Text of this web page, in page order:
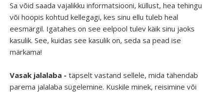
Sa võid saada vajalikku informatsiooni, küllust, hea tehingu
või hoopis kohtud kellegagi, kes sinu ellu tuleb heal
eesmärgil. Igatahes on see eelpool tulev käik sinu jaoks
kasulik. See, kuidas see kasulik on, seda sa pead ise
märkama!
Vasak jalalaba - täpselt vastand sellele, mida tähendab
parema jalalaba sügelemine. Kuskile minek, reisimine või